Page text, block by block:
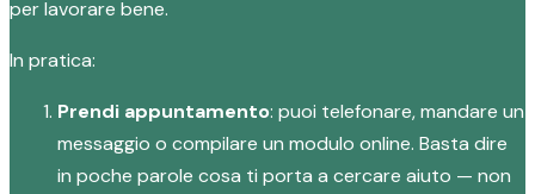
per lavorare bene.
In pratica:
Prendi appuntamento: puoi telefonare, mandare un
messaggio o compilare un modulo online. Basta dire
in poche parole cosa ti porta a cercare aiuto — non